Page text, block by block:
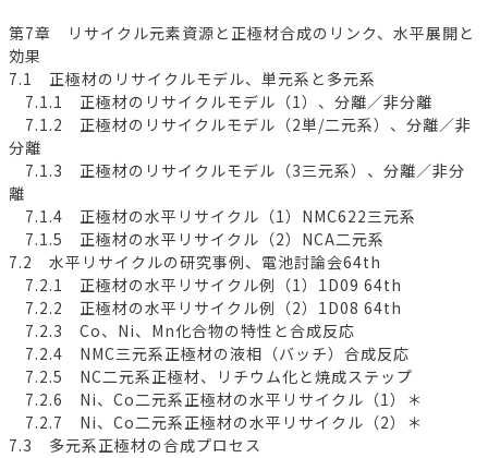
第7章 リサイクル元素資源と正極材合成のリンク、水平展開と
効果
7.1 正極材のリサイクルモデル、単元系と多元系
7.1.1 正極材のリサイクルモデル（1）、分離／非分離
7.1.2 正極材のリサイクルモデル（2単/二元系）、分離／非
分離
7.1.3 正極材のリサイクルモデル（3三元系）、分離／非分
離
7.1.4 正極材の水平リサイクル（1）NMC622三元系
7.1.5 正極材の水平リサイクル（2）NCA二元系
7.2 水平リサイクルの研究事例、電池討論会64th
7.2.1 正極材の水平リサイクル例（1）1D09 64th
7.2.2 正極材の水平リサイクル例（2）1D08 64th
7.2.3 Co、Ni、Mn化合物の特性と合成反応
7.2.4 NMC三元系正極材の液相（バッチ）合成反応
7.2.5 NC二元系正極材、リチウム化と焼成ステップ
7.2.6 Ni、Co二元系正極材の水平リサイクル（1）＊
7.2.7 Ni、Co二元系正極材の水平リサイクル（2）＊
7.3 多元系正極材の合成プロセス